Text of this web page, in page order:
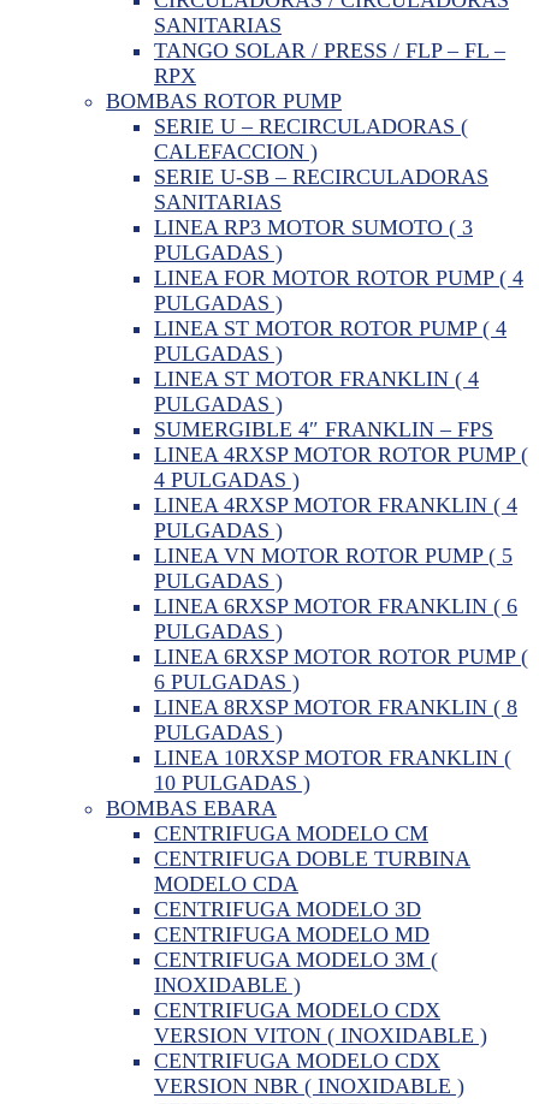
SANITARIAS
TANGO SOLAR / PRESS / FLP – FL –
RPX
BOMBAS ROTOR PUMP
SERIE U – RECIRCULADORAS (
CALEFACCION )
SERIE U-SB – RECIRCULADORAS
SANITARIAS
LINEA RP3 MOTOR SUMOTO ( 3
PULGADAS )
LINEA FOR MOTOR ROTOR PUMP ( 4
PULGADAS )
LINEA ST MOTOR ROTOR PUMP ( 4
PULGADAS )
LINEA ST MOTOR FRANKLIN ( 4
PULGADAS )
SUMERGIBLE 4″ FRANKLIN – FPS
LINEA 4RXSP MOTOR ROTOR PUMP (
4 PULGADAS )
LINEA 4RXSP MOTOR FRANKLIN ( 4
PULGADAS )
LINEA VN MOTOR ROTOR PUMP ( 5
PULGADAS )
LINEA 6RXSP MOTOR FRANKLIN ( 6
PULGADAS )
LINEA 6RXSP MOTOR ROTOR PUMP (
6 PULGADAS )
LINEA 8RXSP MOTOR FRANKLIN ( 8
PULGADAS )
LINEA 10RXSP MOTOR FRANKLIN (
10 PULGADAS )
BOMBAS EBARA
CENTRIFUGA MODELO CM
CENTRIFUGA DOBLE TURBINA
MODELO CDA
CENTRIFUGA MODELO 3D
CENTRIFUGA MODELO MD
CENTRIFUGA MODELO 3M (
INOXIDABLE )
CENTRIFUGA MODELO CDX
VERSION VITON ( INOXIDABLE )
CENTRIFUGA MODELO CDX
VERSION NBR ( INOXIDABLE )